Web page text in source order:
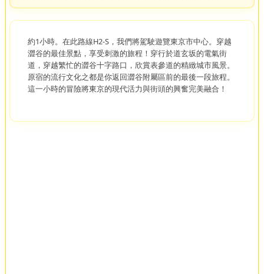
約1小時。在此路線H2-S，我們將駕駛遊覽東京市中心。穿越
澀谷的最佳景點，享受刺激的旅程！穿行於道玄坂的電氣街
道，穿越繁忙的澀谷十字路口，欣賞表參道的精緻城市風景。
原宿的流行文化之都是你返回澀谷附屬區前的最後一段旅程。
這一小時的冒險將東京的現代活力與街頭的興奮完美融合！